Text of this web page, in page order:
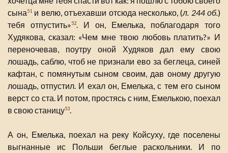
сына51и велю, отъехавши отсюда несколько, (л. 244 об.)
тебя отпустить»52. И он, Емелька, поблагодаря того
Худякова, сказал: «Чем мне твою любовь платить?» И
переночевав, поутру оной Худяков дал ему свою
лошадь, саблю, чтоб не признали ево за беглеца, синей
кафтан, с помянутым сыном своим, дав оному другую
лошадь, отпустил. И ехал он, Емелька, с тем его сыном
верст со ста. И потом, простясь с ним, Емелькою, поехал
в свою станицу53.
А он, Емелька, поехал на реку Койсуху, где поселены
выгнанные ис Польши беглые раскольники. И по